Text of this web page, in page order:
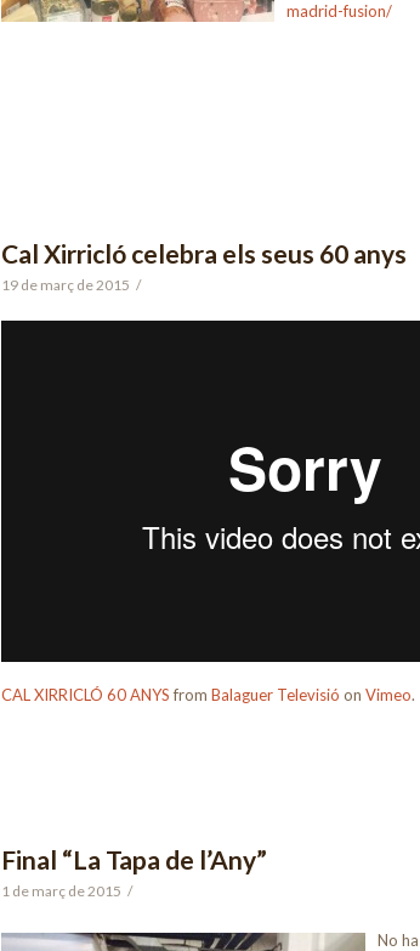
madrid-fusion/
Cal Xirricló celebra els seus 60 anys
19 de març de 2015 /
CAL XIRRICLÓ 60 ANYSfrom Balaguer Televisió on Vimeo.
Final “La Tapa de l’Any”
1 de març de 2015 /
No